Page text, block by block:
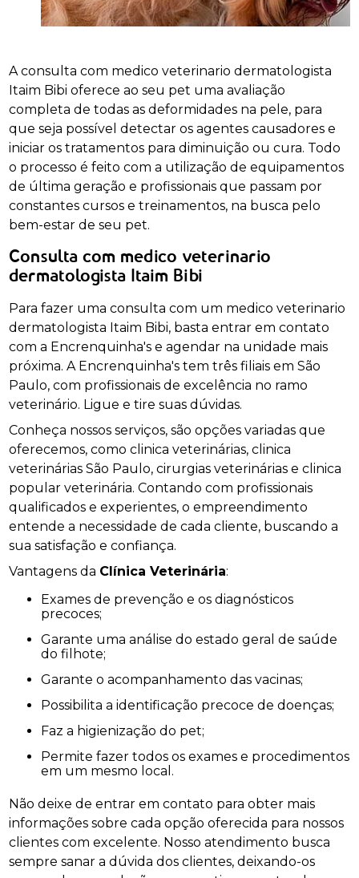
A consulta com medico veterinario dermatologista
Itaim Bibi oferece ao seu pet uma avaliação
completa de todas as deformidades na pele, para
que seja possível detectar os agentes causadores e
iniciar os tratamentos para diminuição ou cura. Todo
o processo é feito com a utilização de equipamentos
de última geração e profissionais que passam por
constantes cursos e treinamentos, na busca pelo
bem-estar de seu pet.
Consulta com medico veterinario
dermatologista Itaim Bibi
Para fazer uma consulta com um medico veterinario
dermatologista Itaim Bibi, basta entrar em contato
com a Encrenquinha's e agendar na unidade mais
próxima. A Encrenquinha's tem três filiais em São
Paulo, com profissionais de excelência no ramo
veterinário. Ligue e tire suas dúvidas.
Conheça nossos serviços, são opções variadas que
oferecemos, como clinica veterinárias, clinica
veterinárias São Paulo, cirurgias veterinárias e clinica
popular veterinária. Contando com profissionais
qualificados e experientes, o empreendimento
entende a necessidade de cada cliente, buscando a
sua satisfação e confiança.
Vantagens da Clínica Veterinária:
Exames de prevenção e os diagnósticos
precoces;
Garante uma análise do estado geral de saúde
do filhote;
Garante o acompanhamento das vacinas;
Possibilita a identificação precoce de doenças;
Faz a higienização do pet;
Permite fazer todos os exames e procedimentos
em um mesmo local.
Não deixe de entrar em contato para obter mais
informações sobre cada opção oferecida para nossos
clientes com excelente. Nosso atendimento busca
sempre sanar a dúvida dos clientes, deixando-os